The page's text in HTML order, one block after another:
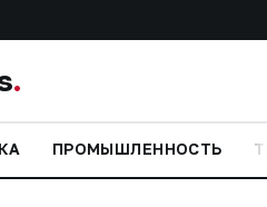
.
ПРОМЫШЛЕННОСТЬ